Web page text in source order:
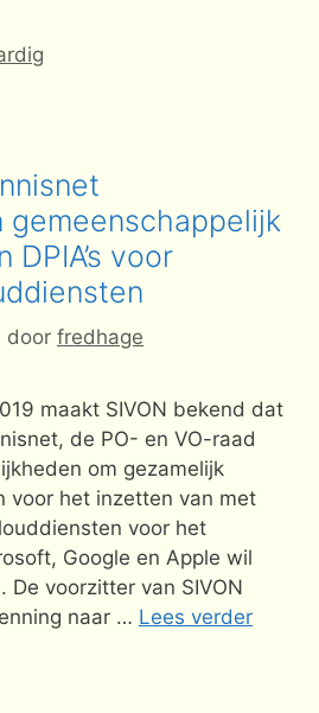
gemeenschappelijk
voor
door fredhage
maakt SIVON bekend dat
de PO- en VO-raad
om gezamelijk
voor het inzetten van met
voor het
Google en Apple wil
De voorzitter van SIVON
naar … Lees verder